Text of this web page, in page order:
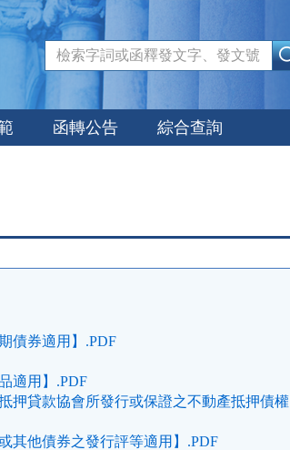
函轉公告 綜合查詢
債券適用】.PDF
適用】.PDF
押貸款協會所發行或保證之不動產抵押債權
其他債券之發行評等適用】.PDF